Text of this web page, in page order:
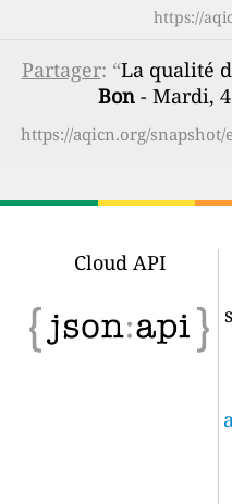
https://
Partager: “La qualité
Bon- Mardi, 4
https://aqicn.org/snapshot/
Cloud API